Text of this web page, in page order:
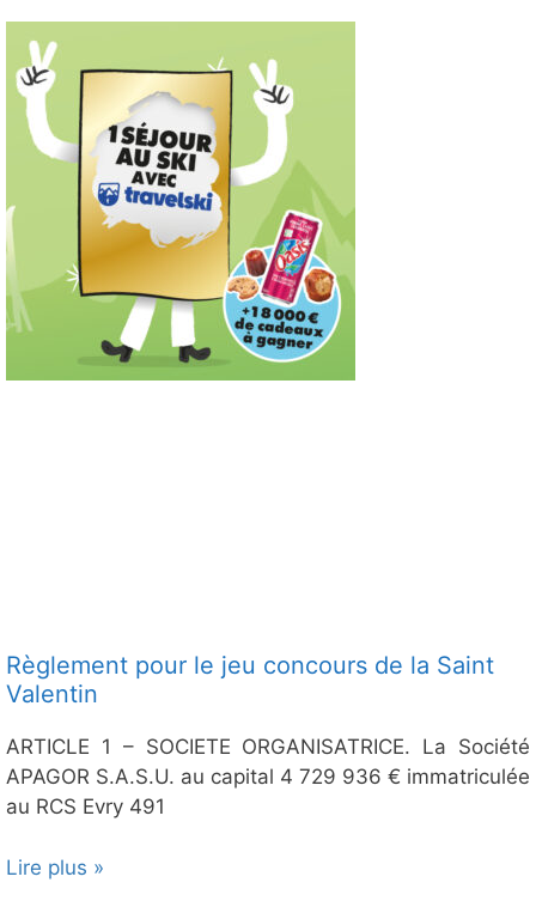
Règlement pour le jeu concours de la Saint
Valentin
ARTICLE 1 – SOCIETE ORGANISATRICE. La Société
APAGOR S.A.S.U. au capital 4 729 936 € immatriculée
au RCS Evry 491
Lire plus »